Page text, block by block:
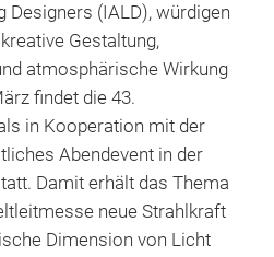
(IALD), würdigen
Gestaltung,
atmosphärische Wirkung
findet die 43.
in Kooperation mit der
Abendevent in der
Damit erhält das Thema
neue Strahlkraft
Dimension von Licht